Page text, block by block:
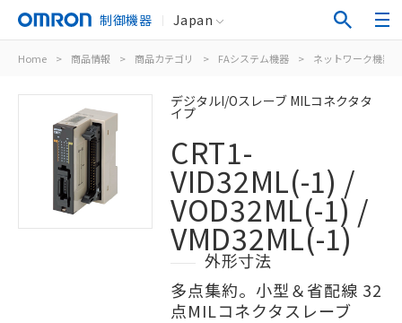
制御機器 Japan
Home > 商品情報 > 商品カテゴリ > FAシステム機器 > ネットワーク機器
デジタルI/Oスレーブ MILコネクタタ
イプ
CRT1-
VID32ML(-1) /
VOD32ML(-1) /
VMD32ML(-1)
外形寸法
多点集約。小型＆省配線 32
点MILコネクタスレーブ